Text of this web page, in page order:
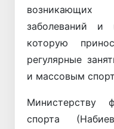
возникающих
заболеваний и
которую
регулярные
и массовым
Министерству
спорта